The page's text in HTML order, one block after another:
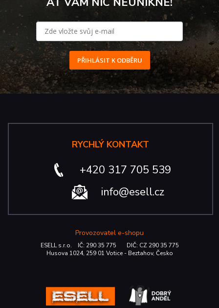
PŘIHLÁSIT K ODBĚRU
RYCHLÝ KONTAKT
+420 317 705 539
info@esell.cz
Provozovatel e-shopu
ESELL s.r.o. IČ: 290 35 775 DIČ: CZ 290 35 775
Husova 1024, 259 01 Votice - Beztahov, Česko